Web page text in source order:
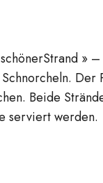
»
Der
Beide
serviert werden.